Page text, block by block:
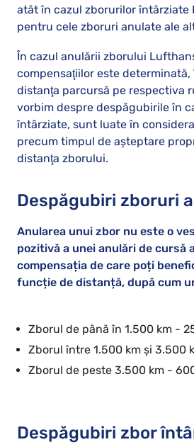
atât în cazul zborurilor întârziate
pentru cele zboruri anulate ale
În cazul anulării zborului
compensaţiilor este
distanţa parcursă pe respectiva
vorbim despre despăgubirile în
întârziate, sunt luate în
precum timpul de aşteptare
distanţa zborului.
Despăgubiri zboruri
Anularea unui zbor nu este o
pozitivă a unei anulări de cursă
compensația de care poți
funcție de distanță, după cum
Zborul de până în 1.500 km -
Zborul între 1.500 km şi 3.500
Zborul de peste 3.500 km -
Despăgubiri zbor